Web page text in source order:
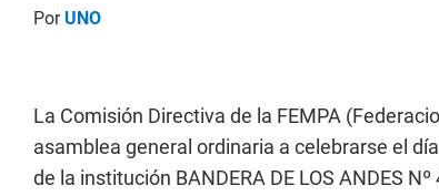
PorUNO
La Comisión Directiva de la FEMPA
asamblea general ordinaria a celebrarse el
de la institución BANDERA DE LOS ANDES